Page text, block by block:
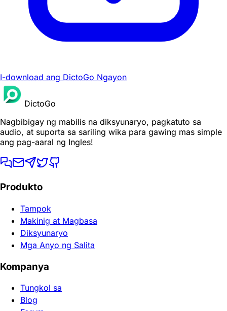
I-download ang DictoGo Ngayon
DictoGo
Nagbibigay ng mabilis na diksyunaryo, pagkatuto sa
audio, at suporta sa sariling wika para gawing mas simple
ang pag-aaral ng Ingles!
Produkto
Tampok
Makinig at Magbasa
Diksyunaryo
Mga Anyo ng Salita
Kompanya
Tungkol sa
Blog